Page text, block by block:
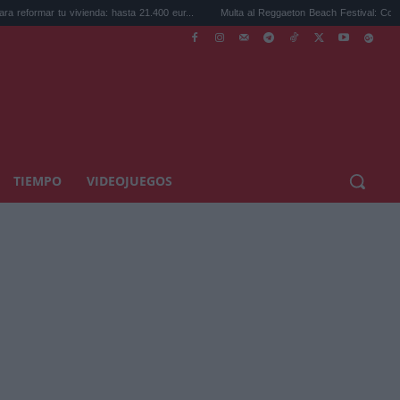
vivienda: hasta 21.400 eur... Multa al Reggaeton Beach Festival: Consumo
TIEMPO VIDEOJUEGOS